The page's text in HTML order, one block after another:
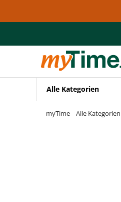
Zur Navigation springen
Alle Kategorien
myTime Alle Kategorien